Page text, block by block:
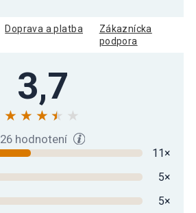
Doprava a platba
Zákaznícka
podpora
3,7
26 hodnotení
11×
5×
5×